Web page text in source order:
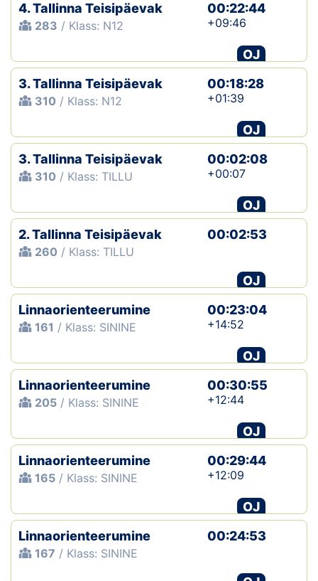
4. Tallinna Teisipäevak
283 / Klass: N12
00:22:44
+09:46
OJ
3. Tallinna Teisipäevak
310 / Klass: N12
00:18:28
+01:39
OJ
3. Tallinna Teisipäevak
310 / Klass: TILLU
00:02:08
+00:07
OJ
2. Tallinna Teisipäevak
260 / Klass: TILLU
00:02:53
OJ
Linnaorienteerumine
161 / Klass: SININE
00:23:04
+14:52
OJ
Linnaorienteerumine
205 / Klass: SININE
00:30:55
+12:44
OJ
Linnaorienteerumine
165 / Klass: SININE
00:29:44
+12:09
OJ
Linnaorienteerumine
167 / Klass: SININE
00:24:53